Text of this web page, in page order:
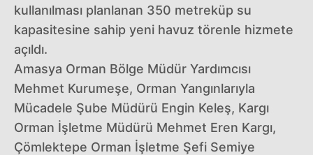
kullanılması planlanan 350 metreküp su
kapasitesine sahip yeni havuz törenle hizmete
açıldı.
Amasya Orman Bölge Müdür Yardımcısı
Mehmet Kurumeşe, Orman Yangınlarıyla
Mücadele Şube Müdürü Engin Keleş, Kargı
Orman İşletme Müdürü Mehmet Eren Kargı,
Çömlektepe Orman İşletme Şefi Semiye